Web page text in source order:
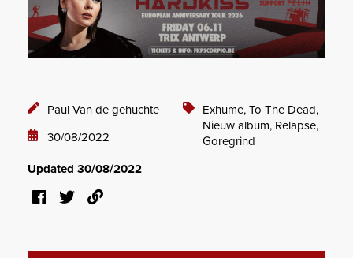
Paul Van de gehuchte
30/08/2022
Exhume, To The Dead,
Nieuw album, Relapse,
Goregrind
Updated 30/08/2022